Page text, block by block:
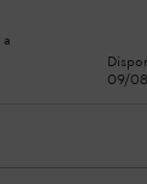
a
09/08